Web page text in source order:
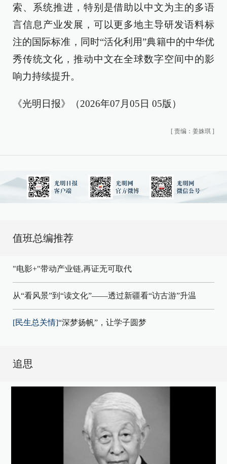
索、系统推进，特别是借助以中文为主的多语
言信息产业发展，可以更多地主导研发语料标
注的国际标准，同时“活化利用”典籍中的中华优
秀传统文化，推动中文在全球数字空间中的影
响力持续提升。
《光明日报》（2026年07月05日 05版）
[ 责编：姜姝琪 ]
值班总编推荐
"电影+"带动产业链,再证无可取代
从“看风景”到“读文化”——透过新疆看“访古游”升温
[民生总关情]“深梦扬帆”，让学子圆梦
追思